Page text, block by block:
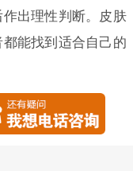
出理性判断。皮肤
能找到适合自己的